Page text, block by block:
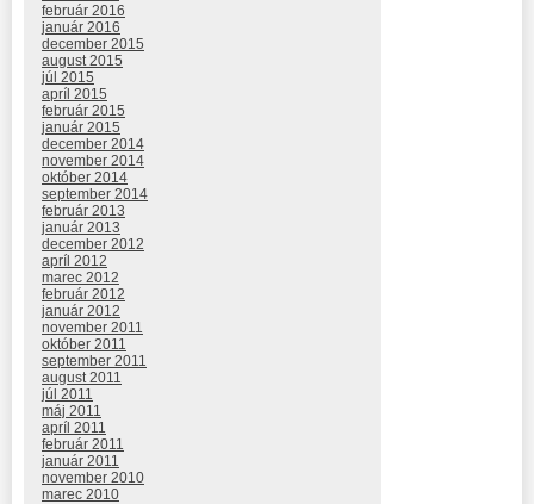
február 2016
január 2016
december 2015
august 2015
júl 2015
apríl 2015
február 2015
január 2015
december 2014
november 2014
október 2014
september 2014
február 2013
január 2013
december 2012
apríl 2012
marec 2012
február 2012
január 2012
november 2011
október 2011
september 2011
august 2011
júl 2011
máj 2011
apríl 2011
február 2011
január 2011
november 2010
marec 2010